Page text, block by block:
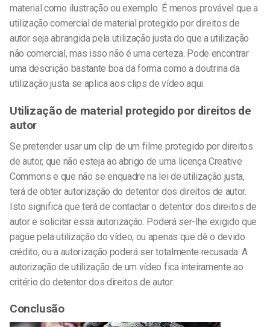
material como ilustração ou exemplo. É menos provável que a
utilização comercial de material protegido por direitos de
autor seja abrangida pela utilização justa do que a utilização
não comercial, mas isso não é uma certeza. Pode encontrar
uma descrição bastante boa da forma como a doutrina da
utilização justa se aplica aos clips de vídeo aqui.
Utilização de material protegido por direitos de
autor
Se pretender usar um clip de um filme protegido por direitos
de autor, que não esteja ao abrigo de uma licença Creative
Commons e que não se enquadre na lei de utilização justa,
terá de obter autorização do detentor dos direitos de autor.
Isto significa que terá de contactar o detentor dos direitos de
autor e solicitar essa autorização. Poderá ser-lhe exigido que
pague pela utilização do vídeo, ou apenas que dê o devido
crédito, ou a autorização poderá ser totalmente recusada. A
autorização de utilização de um vídeo fica inteiramente ao
critério do detentor dos direitos de autor.
Conclusão